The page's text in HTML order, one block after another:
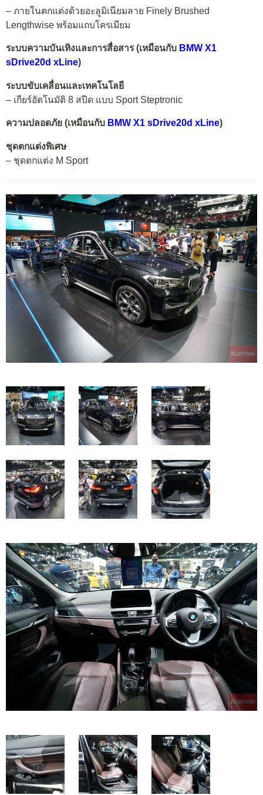
– ภายในตกแต่งด้วยอะลูมิเนียมลาย Finely Brushed
Lengthwise พร้อมแถบโครเมียม
ระบบความบันเทิงและการสื่อสาร (เหมือนกับ BMW X1
sDrive20d xLine)
ระบบขับเคลื่อนและเทคโนโลยี
– เกียร์อัตโนมัติ 8 สปีด แบบ Sport Steptronic
ความปลอดภัย (เหมือนกับ BMW X1 sDrive20d xLine)
ชุดตกแต่งพิเศษ
– ชุดตกแต่ง M Sport